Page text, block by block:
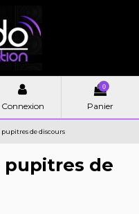
Connexion
0
Panier
pupitres de discours
pupitres de